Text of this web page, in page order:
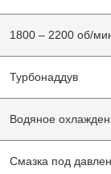
1800 – 2200 об/
Турбонаддув
Водяное
Смазка под